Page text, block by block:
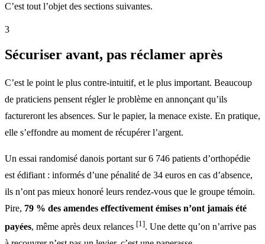
C’est tout l’objet des sections suivantes.
3
Sécuriser avant, pas réclamer après
C’est le point le plus contre-intuitif, et le plus important. Beaucoup
de praticiens pensent régler le problème en annonçant qu’ils
factureront les absences. Sur le papier, la menace existe. En pratique,
elle s’effondre au moment de récupérer l’argent.
Un essai randomisé danois portant sur 6 746 patients d’orthopédie
est édifiant : informés d’une pénalité de 34 euros en cas d’absence,
ils n’ont pas mieux honoré leurs rendez-vous que le groupe témoin.
Pire, 79 % des amendes effectivement émises n’ont jamais été
payées, même après deux relances [1]. Une dette qu’on n’arrive pas